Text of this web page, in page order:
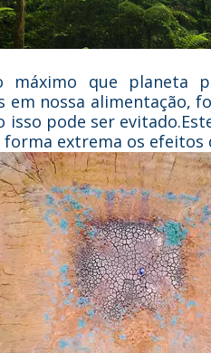
máximo que planeta
em nossa alimentação,
isso pode ser
extrema os efeitos